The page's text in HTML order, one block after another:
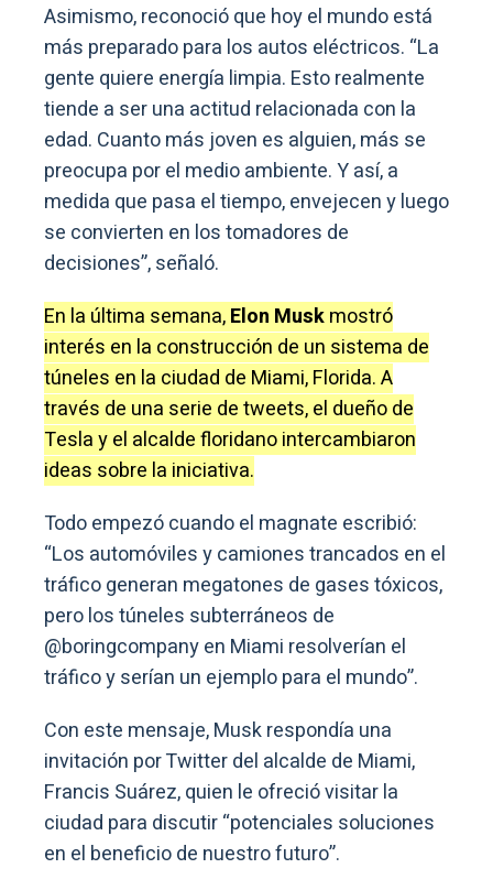
Asimismo, reconoció que hoy el mundo está
más preparado para los autos eléctricos. “La
gente quiere energía limpia. Esto realmente
tiende a ser una actitud relacionada con la
edad. Cuanto más joven es alguien, más se
preocupa por el medio ambiente. Y así, a
medida que pasa el tiempo, envejecen y luego
se convierten en los tomadores de
decisiones”, señaló.
En la última semana,Elon Muskmostró
interés en la construcción de un sistema de
túneles en la ciudad de Miami, Florida. A
través de una serie de tweets, el dueño de
Tesla y el alcalde floridano intercambiaron
ideas sobre la iniciativa.
Todo empezó cuando el magnate escribió:
“Los automóviles y camiones trancados en el
tráfico generan megatones de gases tóxicos,
pero los túneles subterráneos de
@boringcompany en Miami resolverían el
tráfico y serían un ejemplo para el mundo”.
Con este mensaje, Musk respondía una
invitación por Twitter del alcalde de Miami,
Francis Suárez, quien le ofreció visitar la
ciudad para discutir “potenciales soluciones
en el beneficio de nuestro futuro”.